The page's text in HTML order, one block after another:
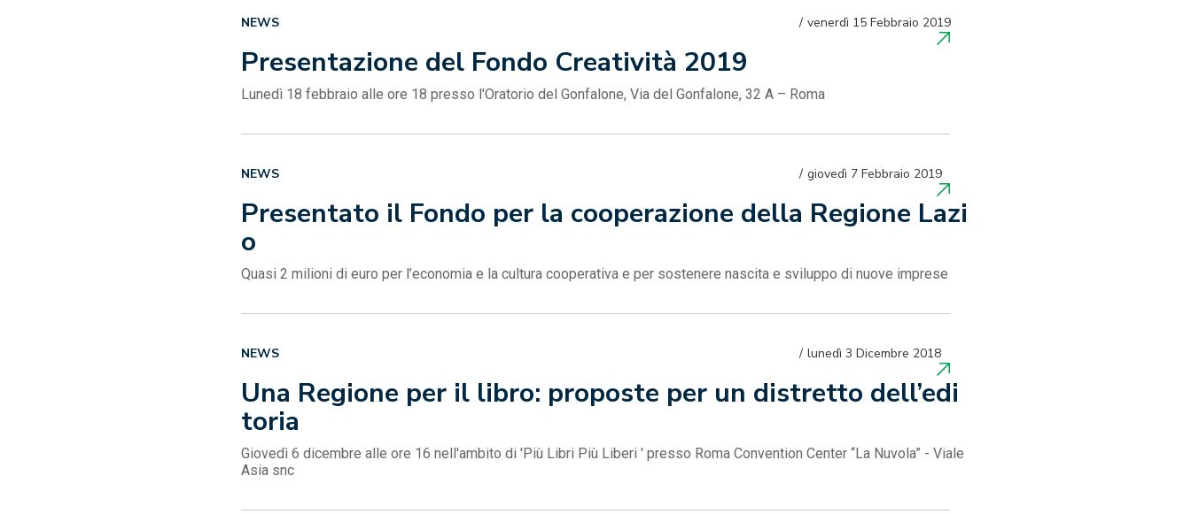
Presentazione del Fondo Creatività 2019
venerdì 15 Febbraio 2019
NEWS
Lunedì 18 febbraio alle ore 18 presso l'Oratorio del Gonfalone, Via del Gonfalone, 32 A – Roma
Presentato il Fondo per la cooperazione della Regione Lazi
o
giovedì 7 Febbraio 2019
NEWS
Quasi 2 milioni di euro per l’economia e la cultura cooperativa e per sostenere nascita e sviluppo di nuove imprese
Una Regione per il libro: proposte per un distretto dell’edi
toria
lunedì 3 Dicembre 2018
NEWS
Giovedì 6 dicembre alle ore 16 nell'ambito di 'Più Libri Più Liberi ' presso Roma Convention Center “La Nuvola” - Viale
Asia snc